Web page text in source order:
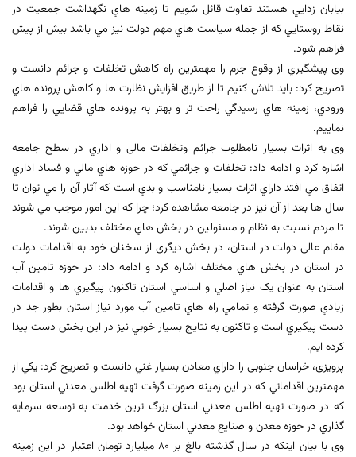
بيابان زدايي هستند تفاوت قائل شويم تا زمينه هاي نگهداشت جمعيت در
نقاط روستايي كه از جمله سياست هاي مهم دولت نيز مي باشد بيش از پيش
فراهم شود.
وی پیشگیري از وقوع جرم را مهمترين راه کاهش تخلفات و جرائم دانست و
تصريح کرد: بايد تلاش کنيم تا از طريق افزايش نظارت ها و كاهش پرونده هاي
ورودي، زمينه هاي رسيدگي راحت تر و بهتر به پرونده هاي قضايي را فراهم
نماييم.
وی به اثرات بسیار نامطلوب جرائم وتخلفات مالی و اداري در سطح جامعه
اشاره کرد و ادامه داد: تخلفات و جرائمي که در حوزه هاي مالي و فساد اداري
اتفاق مي افتد داراي اثرات بسيار نامناسب و بدي است که آثار آن را مي توان تا
سال ها بعد از آن نيز در جامعه مشاهده كرد؛ چرا كه اين امور موجب مي شوند
تا مردم نسبت به نظام و مسئولين در بخش هاي مختلف بدبين شوند.
مقام عالی دولت در استان، در بخش دیگری از سخنان خود به اقدامات دولت
در استان در بخش هاي مختلف اشاره کرد و ادامه داد: در حوزه تامين آب
استان به عنوان يک نياز اصلي و اساسي استان تاکنون پيگيري ها و اقدامات
زيادي صورت گرفته و تمامي راه هاي تامين آب مورد نياز استان بطور جد در
دست پيگيري است و تاكنون به نتايج بسيار خوبي نيز در اين بخش دست پيدا
كرده ايم.
پرویزی، خراسان جنوبی را داراي معادن بسيار غني دانست و تصريح کرد: يکي از
مهمترين اقداماتي که در اين زمينه صورت گرفت تهيه اطلس معدني استان بود
كه در صورت تهيه اطلس معدني استان بزرگ ترين خدمت به توسعه سرمايه
گذاري در حوزه معدن و صنايع معدني استان خواهد بود.
وی با بیان اینکه در سال گذشته بالغ بر ۸۰ ميليارد تومان اعتبار در اين زمينه